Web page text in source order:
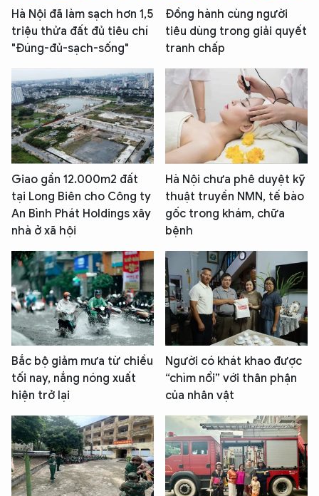
Hà Nội đã làm sạch hơn 1,5
triệu thửa đất đủ tiêu chí
"Đúng-đủ-sạch-sống"
Đồng hành cùng người
tiêu dùng trong giải quyết
tranh chấp
Giao gần 12.000m2 đất
tại Long Biên cho Công ty
An Bình Phát Holdings xây
nhà ở xã hội
Hà Nội chưa phê duyệt kỹ
thuật truyền NMN, tế bào
gốc trong khám, chữa
bệnh
Bắc bộ giảm mưa từ chiều
tối nay, nắng nóng xuất
hiện trở lại
Người có khát khao được
“chìm nổi” với thân phận
của nhân vật